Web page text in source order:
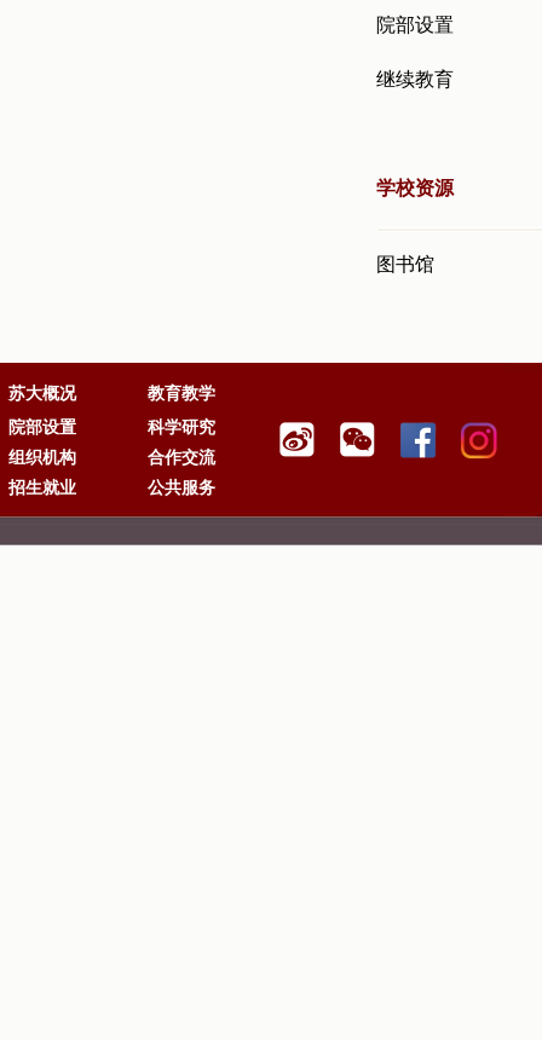
院部设置
继续教育
学校资源
图书馆
苏大概况
教育教学
院部设置
科学研究
组织机构
合作交流
招生就业
公共服务